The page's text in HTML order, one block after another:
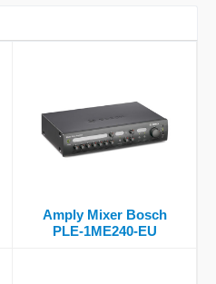
Amply Mixer Bosch
PLE-1ME240-EU